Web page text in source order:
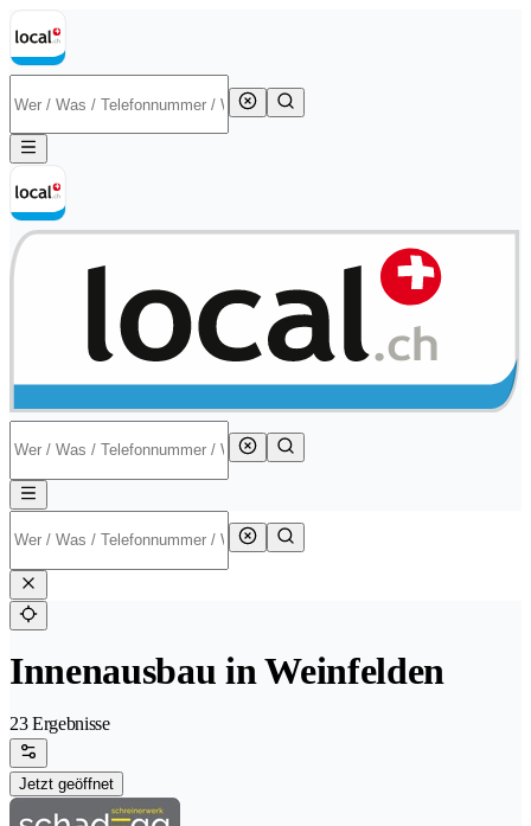
Innenausbau in Weinfelden
23 Ergebnisse
Jetzt geöffnet